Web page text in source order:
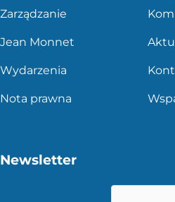
Zarządzanie
Jean Monnet
Wydarzenia
Nota prawna
Newsletter